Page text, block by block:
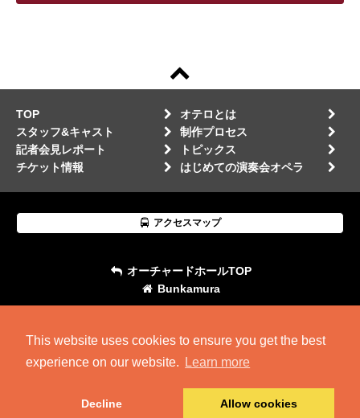
This website uses cookies to ensure you get the best
experience on our website.
Learn more
Decline Allow cookies
TOP
オテロとは
スタッフ&キャスト
制作プロセス
記者会見レポート
トピックス
チケット情報
はじめての演奏会オペラ
アクセスマップ
オーチャードホールTOP
Bunkamura